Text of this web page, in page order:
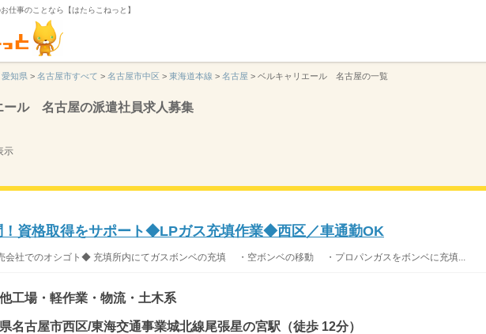
仕事のことなら【はたらこねっと】
愛知県 > 名古屋市すべて > 名古屋市中区 > 東海道本線 > 名古屋 > ベルキャリエール 名古屋の一覧
ール 名古屋の派遣社員求人募集
示
！資格取得をサポート◆LPガス充填作業◆西区／車通勤OK
会社でのオシゴト◆ 充填所内にてガスボンベの充填 ・空ボンベの移動 ・プロパンガスをボンベに充填...
工場・軽作業・物流・土木系
名古屋市西区/東海交通事業城北線尾張星の宮駅（徒歩 12分）